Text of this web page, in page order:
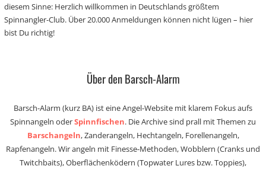
diesem Sinne: Herzlich willkommen in Deutschlands größtem
Spinnangler-Club. Über 20.000 Anmeldungen können nicht lügen – hier
bist Du richtig!
Über den Barsch-Alarm
Barsch-Alarm (kurz BA) ist eine Angel-Website mit klarem Fokus aufs
Spinnangeln oderSpinnfischen. Die Archive sind prall mit Themen zu
Barschangeln, Zanderangeln, Hechtangeln, Forellenangeln,
Rapfenangeln. Wir angeln mit Finesse-Methoden, Wobblern (Cranks und
Twitchbaits), Oberflächenködern (Topwater Lures bzw. Toppies),